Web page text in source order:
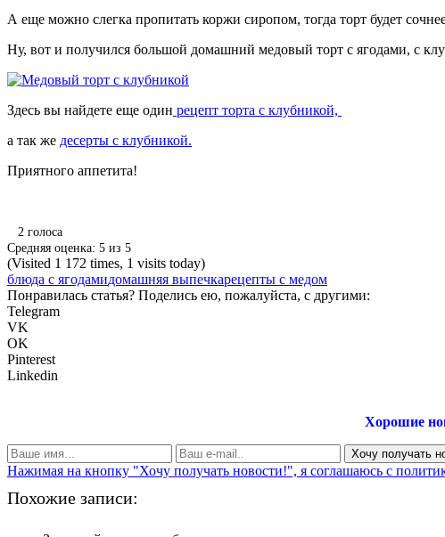
А еще можно слегка пропитать коржи сиропом, тогда торт будет
Ну, вот и получился большой домашний медовый торт с ягодами, с
Здесь вы найдете еще один рецепт торта с клубникой,
а так же десерты с клубникой.
Приятного аппетита!
2 голоса
Средняя оценка: 5 из 5
(Visited 1 172 times, 1 visits today)
блюда с ягодамидомашняя выпечкарецепты с медом
Понравилась статья? Поделись ею, пожалуйста, с другими:
Telegram
VK
OK
Pinterest
Linkedin
Хорошие
Нажимая на кнопку "Хочу получать новости!", я соглашаюсь с
Похожие записи: